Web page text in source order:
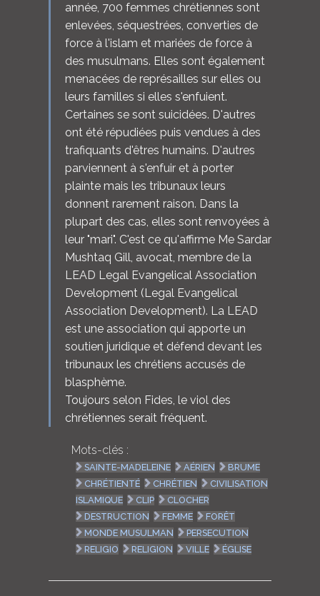
année, 700 femmes chrétiennes sont
enlevées, séquestrées, converties de
force à l'islam et mariées de force à
des musulmans. Elles sont également
menacées de représailles sur elles ou
leurs familles si elles s'enfuient.
Certaines se sont suicidées. D'autres
ont été répudiées puis vendues à des
trafiquants d'êtres humains. D'autres
parviennent à s'enfuir et à porter
plainte mais les tribunaux leurs
donnent rarement raison. Dans la
plupart des cas, elles sont renvoyées à
leur "mari". C'est ce qu'affirme Me Sardar
Mushtaq Gill, avocat, membre de la
LEAD Legal Evangelical Association
Development (Legal Evangelical
Association Development). La LEAD
est une association qui apporte un
soutien juridique et défend devant les
tribunaux les chrétiens accusés de
blasphème.
Toujours selon Fides, le viol des
chrétiennes serait fréquent.
Mots-clés :
SAINTE-MADELEINE AÉRIEN
BRUME
CHRÉTIENTÉ
CHRÉTIEN
CIVILISATION
ISLAMIQUE
CLIP
CLOCHER
DESTRUCTION
FEMME
FORÊT
MONDE MUSULMAN
PERSECUTION
RELIGIO
RELIGION VILLE ÉGLISE